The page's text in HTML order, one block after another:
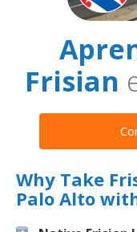
Frisian
Why Take
Palo Alto